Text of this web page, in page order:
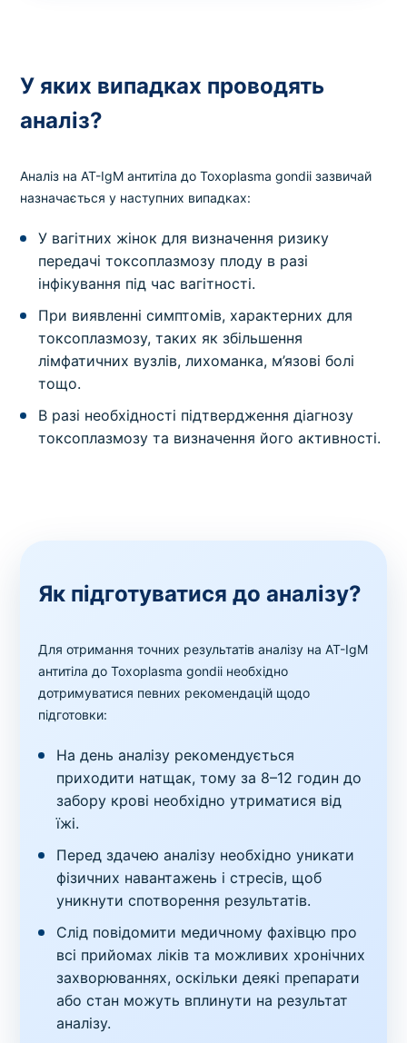
У яких випадках проводять
аналіз?
Аналіз на AT-IgМ антитіла до Toxoplasma gondii зазвичай
назначається у наступних випадках:
У вагітних жінок для визначення ризику
передачі токсоплазмозу плоду в разі
інфікування під час вагітності.
При виявленні симптомів, характерних для
токсоплазмозу, таких як збільшення
лімфатичних вузлів, лихоманка, м’язові болі
тощо.
В разі необхідності підтвердження діагнозу
токсоплазмозу та визначення його активності.
Як підготуватися до аналізу?
Для отримання точних результатів аналізу на AT-IgМ
антитіла до Toxoplasma gondii необхідно
дотримуватися певних рекомендацій щодо
підготовки:
На день аналізу рекомендується
приходити натщак, тому за 8–12 годин до
забору крові необхідно утриматися від
їжі.
Перед здачею аналізу необхідно уникати
фізичних навантажень і стресів, щоб
уникнути спотворення результатів.
Слід повідомити медичному фахівцю про
всі прийомах ліків та можливих хронічних
захворюваннях, оскільки деякі препарати
або стан можуть вплинути на результат
аналізу.